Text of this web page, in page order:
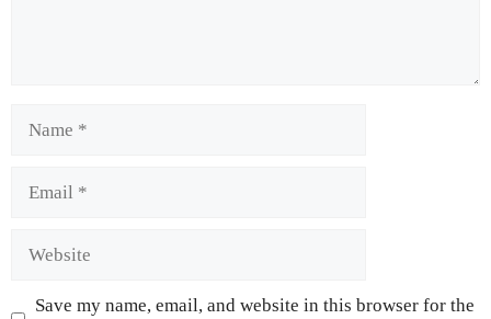
Save my name, email, and website in this browser for the